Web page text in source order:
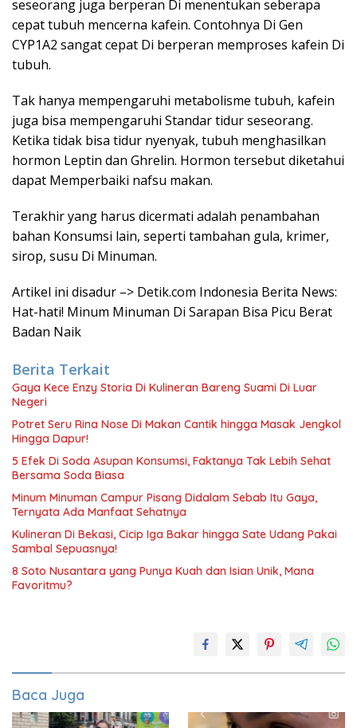
seseorang juga berperan Di menentukan seberapa
cepat tubuh mencerna kafein. Contohnya Di Gen
CYP1A2 sangat cepat Di berperan memproses kafein Di
tubuh.
Tak hanya mempengaruhi metabolisme tubuh, kafein
juga bisa mempengaruhi Standar tidur seseorang.
Ketika tidak bisa tidur nyenyak, tubuh menghasilkan
hormon Leptin dan Ghrelin. Hormon tersebut diketahui
dapat Memperbaiki nafsu makan.
Terakhir yang harus dicermati adalah penambahan
bahan Konsumsi lain, seperti tambahan gula, krimer,
sirop, susu Di Minuman.
Artikel ini disadur –> Detik.com Indonesia Berita News:
Hat-hati! Minum Minuman Di Sarapan Bisa Picu Berat
Badan Naik
Berita Terkait
Gaya Kece Enzy Storia Di Kulineran Bareng Suami Di Luar
Negeri
Potret Seru Rina Nose Di Makan Cantik hingga Masak Jengkol
Hingga Dapur!
5 Efek Di Soda Asupan Konsumsi, Faktanya Tak Lebih Sehat
Bersama Soda Biasa
Minum Minuman Campur Pisang Didalam Sebab Itu Gaya,
Ternyata Ada Manfaat Sehatnya
Kulineran Di Bekasi, Cicip Iga Bakar hingga Sate Udang Pakai
Sambal Sepuasnya!
8 Soto Nusantara yang Punya Kuah dan Isian Unik, Mana
Favoritmu?
Baca Juga